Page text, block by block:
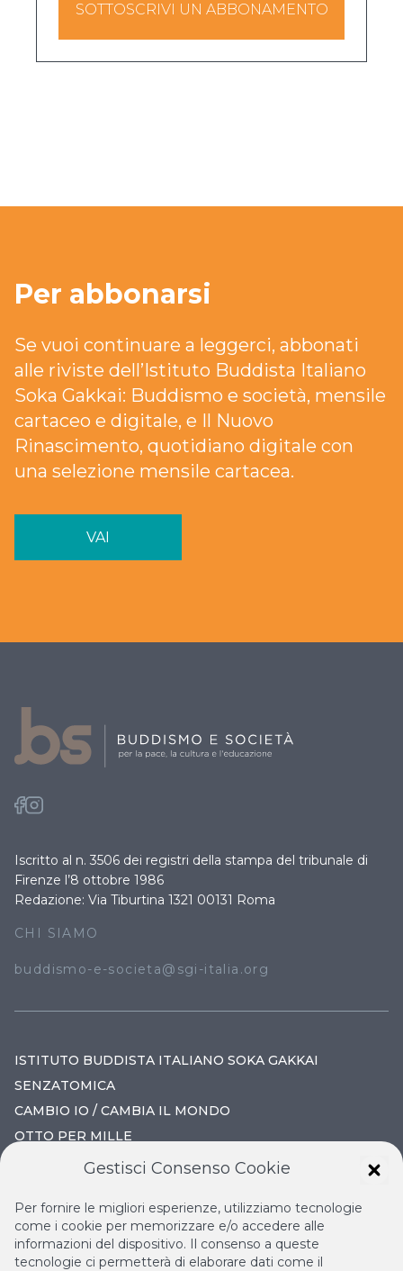
SOTTOSCRIVI UN ABBONAMENTO
Per abbonarsi
Se vuoi continuare a leggerci, abbonati
alle riviste dell’Istituto Buddista Italiano
Soka Gakkai: Buddismo e società, mensile
cartaceo e digitale, e Il Nuovo
Rinascimento, quotidiano digitale con
una selezione mensile cartacea.
VAI
Iscritto al n. 3506 dei registri della stampa del tribunale di
Firenze l’8 ottobre 1986
Redazione: Via Tiburtina 1321 00131 Roma
CHI SIAMO
buddismo-e-societa@sgi-italia.org
ISTITUTO BUDDISTA ITALIANO SOKA GAKKAI
SENZATOMICA
CAMBIO IO / CAMBIA IL MONDO
OTTO PER MILLE
IL VOLO CONTINUO
LA BIBLIOTECA DI NICHIREN
Gestisci Consenso Cookie
Per fornire le migliori esperienze, utilizziamo tecnologie
come i cookie per memorizzare e/o accedere alle
informazioni del dispositivo. Il consenso a queste
tecnologie ci permetterà di elaborare dati come il